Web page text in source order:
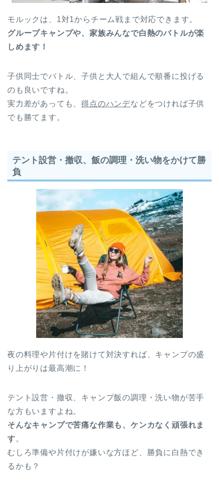
モルックは、1対1からチーム戦まで対応できます。
グループキャンプや、家族みんなで白熱のバトルが楽
しめます！
子供同士でバトル、子供と大人で組んで順番に投げる
のも良いですね。
実力差があっても、得点のハンデなどをつければ子供
でも勝てます。
テント設営・撤収、飯の調理・洗い物をかけて勝
負
夜の料理や片付けを賭けて対決すれば、キャンプの盛
り上がりは最高潮に！
テント設営・撤収、キャンプ飯の調理・洗い物が苦手
な方もいますよね。
そんなキャンプで苦痛な作業も、ケンカなく頑張れま
す。
むしろ準備や片付けが嫌いな方ほど、勝負に白熱でき
るかも？